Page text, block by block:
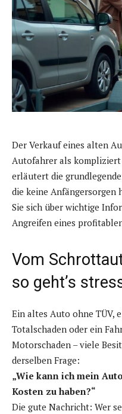
Der Verkauf eines alten
Autofahrer als
erläutert die
die keine
Sie sich über wichtige
Angreifen eines
Vom
so geht’s
Ein altes Auto ohne TÜV,
Totalschaden oder ein
Motorschaden – viele
derselben Frage:
„Wie kann ich mein
Kosten zu haben?“
Die gute Nachricht: Wer